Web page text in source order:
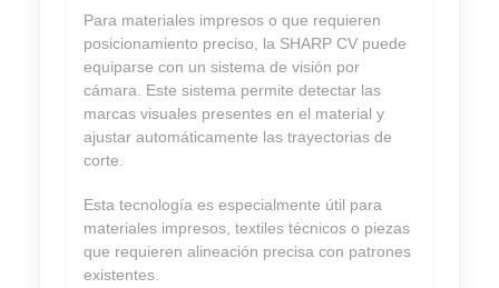
Para materiales impresos o que requieren
posicionamiento preciso, la SHARP CV puede
equiparse con un sistema de visión por
cámara. Este sistema permite detectar las
marcas visuales presentes en el material y
ajustar automáticamente las trayectorias de
corte.
Esta tecnología es especialmente útil para
materiales impresos, textiles técnicos o piezas
que requieren alineación precisa con patrones
existentes.